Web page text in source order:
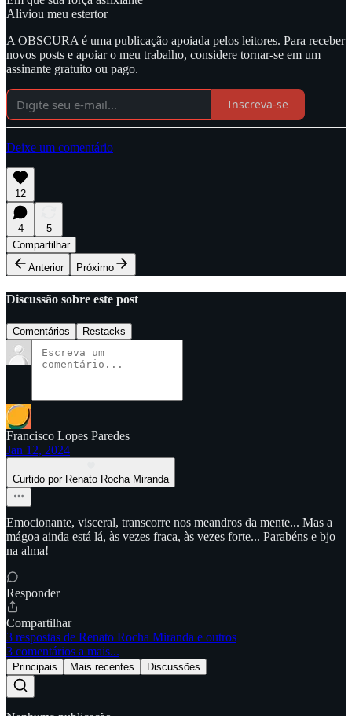
Aliviou meu estertor
A OBSCURA é uma publicação apoiada pelos leitores. Para receber
novos posts e apoiar o meu trabalho, considere tornar-se em um
assinante gratuito ou pago.
Inscreva-se
Deixe um comentário
12
4
5
Compartilhar
Anterior
Próximo
Discussão sobre este post
Comentários Restacks
Francisco Lopes Paredes
Jan 12, 2024
Curtido por Renato Rocha Miranda
Emocionante, visceral, transcorre nos meandros da mente... Mas a
mágoa ainda está lá, às vezes fraca, às vezes forte... Parabéns e bjo
na alma!
Responder
Compartilhar
3 respostas de Renato Rocha Miranda e outros
3 comentários a mais...
Principais Mais recentes Discussões